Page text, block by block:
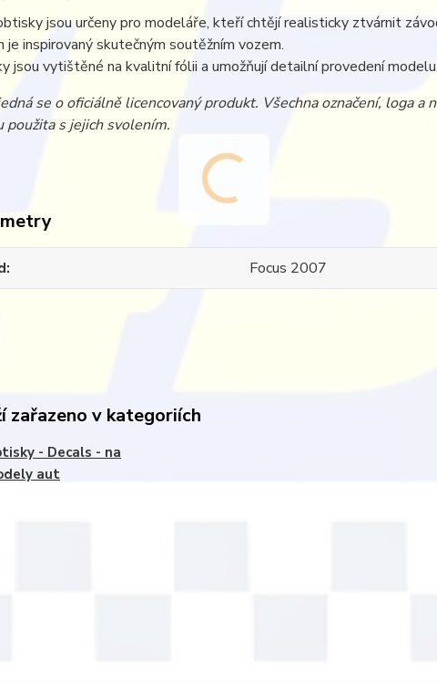
jsou určeny pro modeláře, kteří chtějí realisticky ztvárnit
je inspirovaný skutečným soutěžním vozem.
jsou vytištěné na kvalitní fólii a umožňují detailní provedení modelu.
se o oficiálně licencovaný produkt. Všechna označení, loga
použita s jejich svolením.
Focus 2007
zařazeno v kategoriích
- Decals - na
aut